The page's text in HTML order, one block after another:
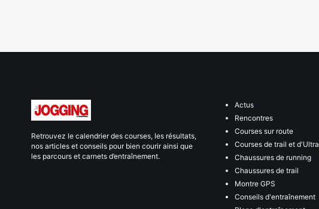
Retrouvez le calendrier des courses, les résultats,
nos articles et conseils pour bien courir ainsi que
les parcours et carnets d’entraînement.
Actus
Rencontres
Courses sur route
Courses de trail et d'Ultra
Chaussures de running
Chaussures de trail
Montre GPS
Conseils d'entraînement